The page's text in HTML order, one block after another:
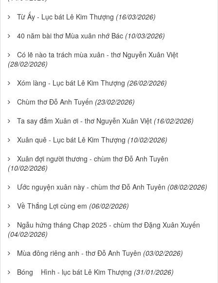
Từ Ấy - Lục bát Lê Kim Thượng (16/03/2026)
40 năm bài thơ Mùa xuân nhớ Bác (10/03/2026)
Có lẽ nào ta trách mùa xuân - thơ Nguyễn Xuân Việt
(28/02/2026)
Xóm làng - Lục bát Lê Kim Thượng (26/02/2026)
Chùm thơ Đỗ Anh Tuyến (23/02/2026)
Ta say đắm Xuân ơi - thơ Nguyễn Xuân Việt (16/02/2026)
Xuân quê - Lục bát Lê Kim Thượng (10/02/2026)
Xuân đợi người thương - chùm thơ Đỗ Anh Tuyên
(10/02/2026)
Ước nguyện xuân này - chùm thơ Đỗ Anh Tuyên (08/02/2026)
Về Thắng Lợi cùng em (06/02/2026)
Ngẫu hứng tháng Chạp 2025 - chùm thơ Đặng Xuân Xuyến
(04/02/2026)
Mùa đông riêng anh - thơ Đỗ Anh Tuyên (03/02/2026)
Bóng Hình - lục bát Lê Kim Thượng (31/01/2026)